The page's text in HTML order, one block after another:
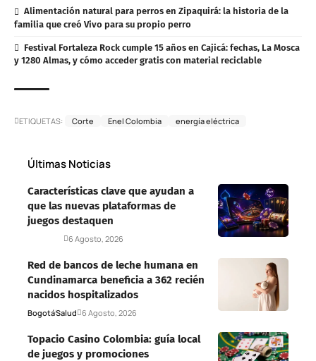
Alimentación natural para perros en Zipaquirá: la historia de la
familia que creó Vivo para su propio perro
Festival Fortaleza Rock cumple 15 años en Cajicá: fechas, La Mosca
y 1280 Almas, y cómo acceder gratis con material reciclable
ETIQUETAS: Corte Enel Colombia energía eléctrica
Últimas Noticias
Características clave que ayudan a
que las nuevas plataformas de
juegos destaquen
6 Agosto, 2026
Red de bancos de leche humana en
Cundinamarca beneficia a 362 recién
nacidos hospitalizados
BogotáSalud 6 Agosto, 2026
Topacio Casino Colombia: guía local
de juegos y promociones